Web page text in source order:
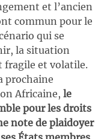
et l’ancien
commun pour le
qui se
la situation
fragile et volatile.
prochaine
Africaine, le
pour les droits
note de plaidoyer